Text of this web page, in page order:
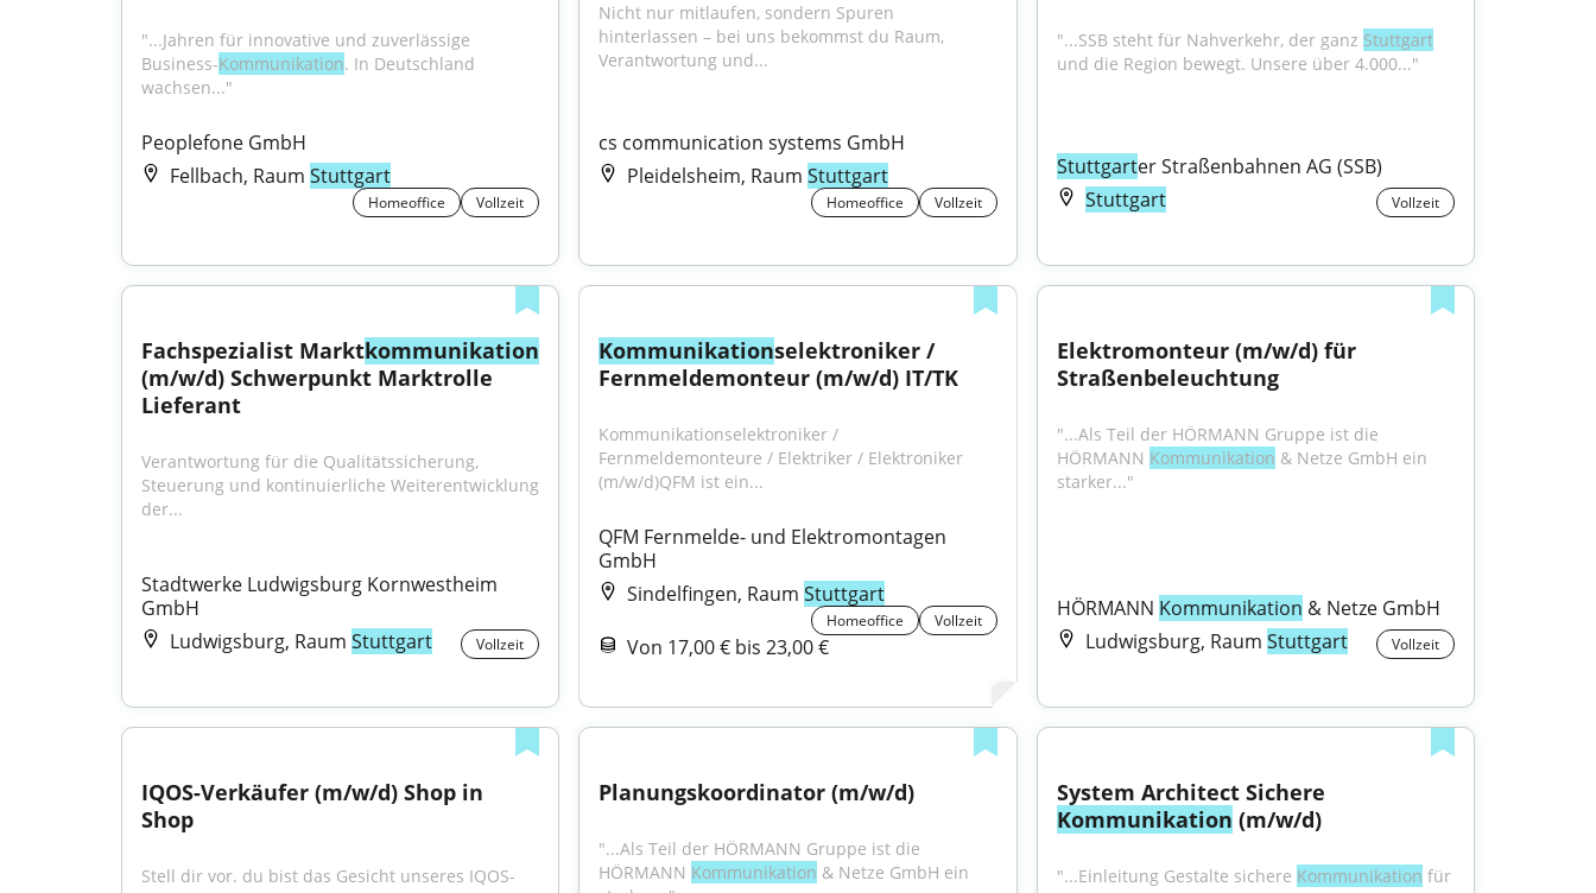
"...Jahren für innovative und zuverlässige
Business-Kommunikation. In Deutschland
wachsen..."
Peoplefone GmbH
Fellbach, Raum Stuttgart
Homeoffice Vollzeit
Nicht nur mitlaufen, sondern Spuren
hinterlassen – bei uns bekommst du Raum,
Verantwortung und...
cs communication systems GmbH
Pleidelsheim, RaumStuttgart
Homeoffice Vollzeit
"...SSB steht für Nahverkehr, der ganz Stuttgart
und die Region bewegt. Unsere über 4.000..."
Stuttgarter Straßenbahnen AG (SSB)
Stuttgart
Vollzeit
Fachspezialist Marktkommunikation
(m/w/d) Schwerpunkt Marktrolle
Lieferant
Verantwortung für die Qualitätssicherung,
Steuerung und kontinuierliche Weiterentwicklung
der...
Stadtwerke Ludwigsburg Kornwestheim
GmbH
Ludwigsburg, Raum Stuttgart Vollzeit
Kommunikationselektroniker /
Fernmeldemonteur (m/w/d) IT/TK
Kommunikationselektroniker /
Fernmeldemonteure / Elektriker / Elektroniker
(m/w/d)QFM ist ein...
QFM Fernmelde- und Elektromontagen
GmbH
Sindelfingen, RaumStuttgart
Homeoffice Vollzeit
Von 17,00 € bis 23,00 €
Elektromonteur (m/w/d) für
Straßenbeleuchtung
"...Als Teil der HÖRMANN Gruppe ist die
HÖRMANN Kommunikation & Netze GmbH ein
starker..."
HÖRMANN Kommunikation & Netze GmbH
Ludwigsburg, Raum Stuttgart Vollzeit
IQOS-Verkäufer (m/w/d) Shop in
Shop
Stell dir vor. du bist das Gesicht unseres IQOS-
Planungskoordinator (m/w/d)
"...Als Teil der HÖRMANN Gruppe ist die
HÖRMANN Kommunikation & Netze GmbH ein
Kommunikation (m/w/d)
"...Einleitung Gestalte sichere Kommunikation für